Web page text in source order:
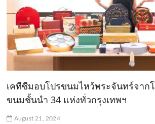
เคทีซีมอบโปรขนมไหว้พระจันทร์จาก
ขนมชั้นนำ 34 แห่งทั่วกรุงเทพฯ
August 21, 2024